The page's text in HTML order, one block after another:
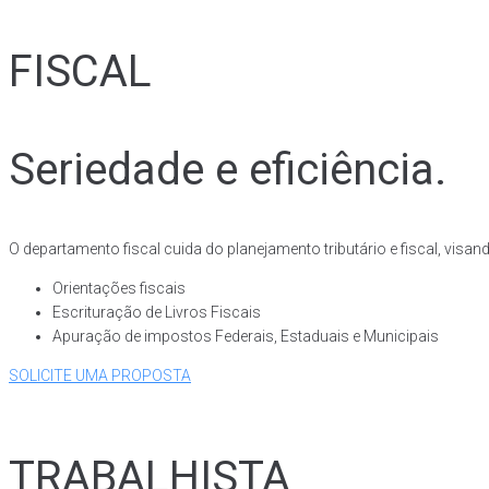
FISCAL
Seriedade e eficiência.
O departamento fiscal cuida do planejamento tributário e fiscal,
Orientações fiscais
Escrituração de Livros Fiscais
Apuração de impostos Federais, Estaduais e Municipais
SOLICITE UMA PROPOSTA
TRABALHISTA